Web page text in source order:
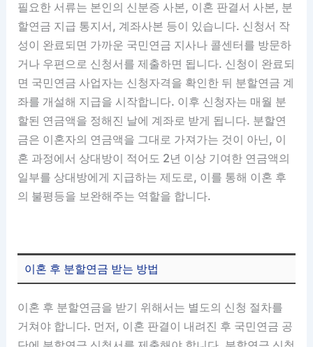
필요한 서류는 본인의 신분증 사본, 이혼 판결서 사본, 분
할연금 지급 통지서, 계좌사본 등이 있습니다. 신청서 작
성이 완료되면 가까운 국민연금 지사나 콜센터를 방문하
거나 우편으로 신청서를 제출하면 됩니다. 신청이 완료되
면 국민연금 사업자는 신청자격을 확인한 뒤 분할연금 계
좌를 개설해 지급을 시작합니다. 이후 신청자는 매월 분
할된 연금액을 정해진 날에 계좌로 받게 됩니다. 분할연
금은 이혼자의 연금액을 그대로 가져가는 것이 아닌, 이
혼 과정에서 상대방이 적어도 2년 이상 기여한 연금액의
일부를 상대방에게 지급하는 제도로, 이를 통해 이혼 후
의 불평등을 보완해주는 역할을 합니다.
이혼 후 분할연금 받는 방법
이혼 후 분할연금을 받기 위해서는 별도의 신청 절차를
거쳐야 합니다. 먼저, 이혼 판결이 내려진 후 국민연금 공